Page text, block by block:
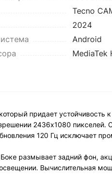
Tecno
2024
Android
MediaTek
придает устойчивость
2436x1080 пикселей.
120 Гц исключает
размывает задний фон,
Вычислительная